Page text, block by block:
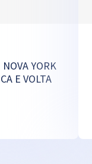
YORK
E VOLTA